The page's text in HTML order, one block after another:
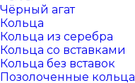
Чёрный агат
Кольца
Кольца из серебра
Кольца со вставками
Кольца без вставок
Позолоченные кольца